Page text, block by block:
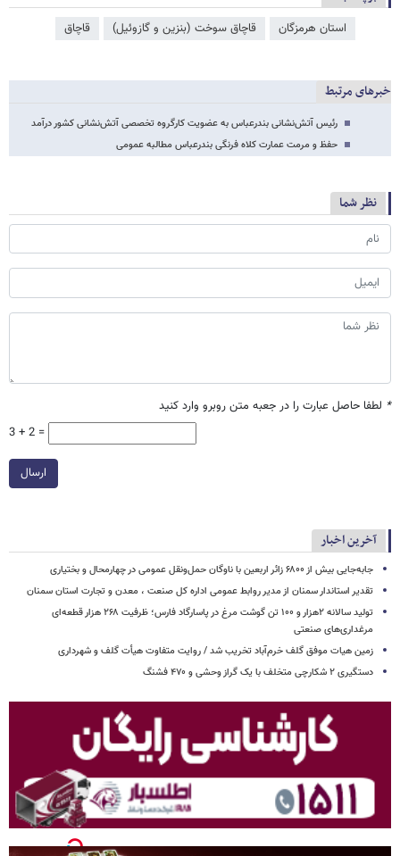
استان هرمزگان قاچاق سوخت (بنزین و گازوئیل) قاچاق
خبرهای مرتبط
رئیس آتش‌نشانی بندرعباس به عضویت کارگروه تخصصی آتش‌نشانی کشور درآمد
حفظ و مرمت عمارت کلاه فرنگی بندرعباس مطالبه عمومی
نظر شما
* لطفا حاصل عبارت را در جعبه متن روبرو وارد کنید
3 + 2 =
ارسال
آخرین اخبار
جابه‌جایی بیش از ۶۸۰۰ زائر اربعین با ناوگان حمل‌ونقل عمومی در چهارمحال و بختیاری
تقدیر استاندار سمنان از مدیر روابط عمومی اداره کل صنعت ، معدن و تجارت استان سمنان
تولید سالانه ۲هزار و ۱۰۰ تن گوشت مرغ در پاسارگاد فارس؛ ظرفیت ۲۶۸ هزار قطعه‌ای
مرغداری‌های صنعتی
زمین هیات موفق گلف خرم‌آباد تخریب شد / روایت متفاوت هیأت گلف و شهرداری
دستگیری ۲ شکارچی متخلف با یک گراز وحشی و ۴۷۰ فشنگ